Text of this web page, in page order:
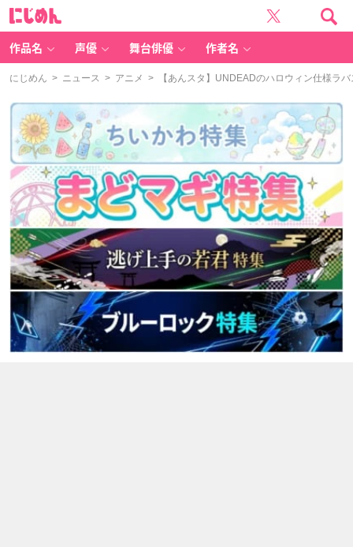
作品名 声優 舞台俳優 作者名
にじめん > ニュース > アニメ > 【あんスタ】UNDEADのハロウィン仕様ラ